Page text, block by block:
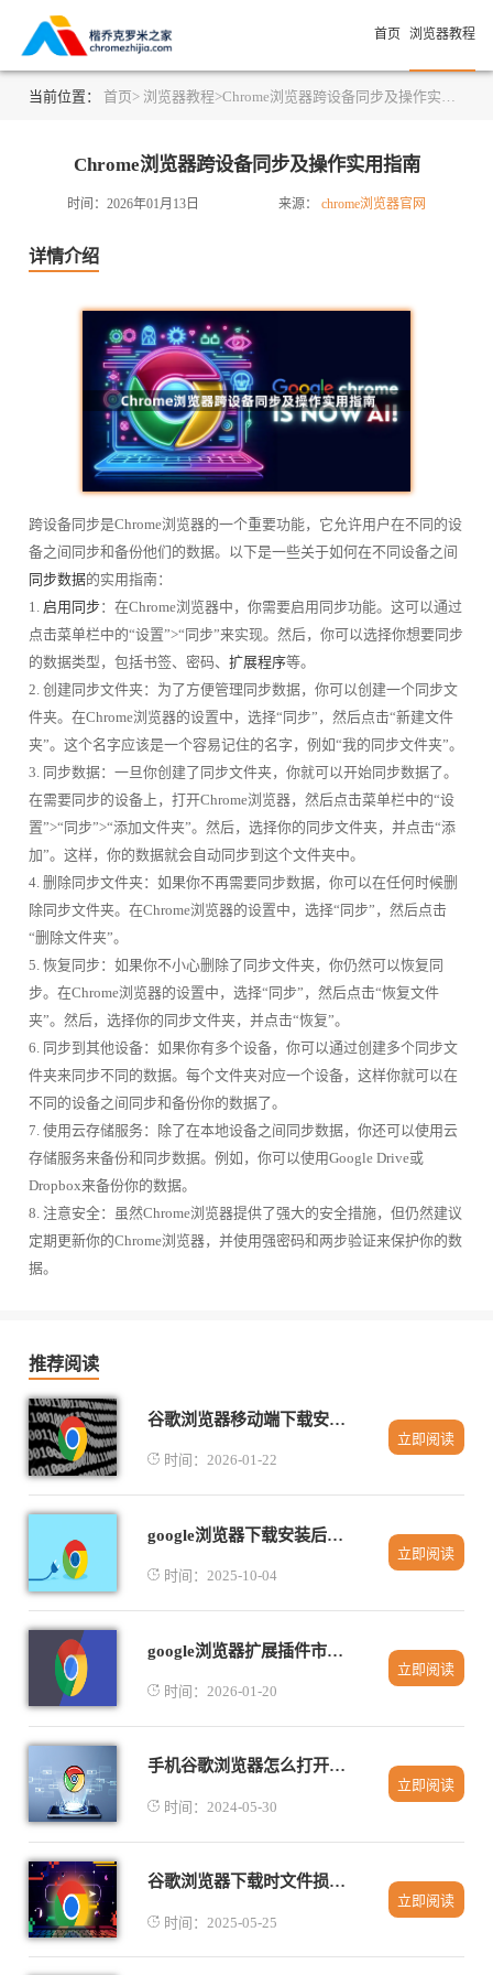
首页 浏览器教程
当前位置： 首页> 浏览器教程>Chrome浏览器跨设备同步及操作实用指南
Chrome浏览器跨设备同步及操作实用指南
时间：2026年01月13日 来源： chrome浏览器官网
详情介绍
跨设备同步是Chrome浏览器的一个重要功能，它允许用户在不同的设
备之间同步和备份他们的数据。以下是一些关于如何在不同设备之间
同步数据的实用指南：
1. 启用同步：在Chrome浏览器中，你需要启用同步功能。这可以通过
点击菜单栏中的“设置”>“同步”来实现。然后，你可以选择你想要同步
的数据类型，包括书签、密码、 扩展程序等。
2. 创建同步文件夹：为了方便管理同步数据，你可以创建一个同步文
件夹。在Chrome浏览器的设置中，选择“同步”，然后点击“新建文件
夹”。这个名字应该是一个容易记住的名字，例如“我的同步文件夹”。
3. 同步数据：一旦你创建了同步文件夹，你就可以开始同步数据了。
在需要同步的设备上，打开Chrome浏览器，然后点击菜单栏中的“设
置”>“同步”>“添加文件夹”。然后，选择你的同步文件夹，并点击“添
加”。这样，你的数据就会自动同步到这个文件夹中。
4. 删除同步文件夹：如果你不再需要同步数据，你可以在任何时候删
除同步文件夹。在Chrome浏览器的设置中，选择“同步”，然后点击
“删除文件夹”。
5. 恢复同步：如果你不小心删除了同步文件夹，你仍然可以恢复同
步。在Chrome浏览器的设置中，选择“同步”，然后点击“恢复文件
夹”。然后，选择你的同步文件夹，并点击“恢复”。
6. 同步到其他设备：如果你有多个设备，你可以通过创建多个同步文
件夹来同步不同的数据。每个文件夹对应一个设备，这样你就可以在
不同的设备之间同步和备份你的数据了。
7. 使用云存储服务：除了在本地设备之间同步数据，你还可以使用云
存储服务来备份和同步数据。例如，你可以使用Google Drive或
Dropbox来备份你的数据。
8. 注意安全：虽然Chrome浏览器提供了强大的安全措施，但仍然建议
定期更新你的Chrome浏览器，并使用强密码和两步验证来保护你的数
据。
推荐阅读
谷歌浏览器移动端下载安装稳定性优化
时间：2026-01-22
立即阅读
google浏览器下载安装后多设备数据快速导入
时间：2025-10-04
立即阅读
google浏览器扩展插件市场最新安全评测报告
时间：2026-01-20
立即阅读
手机谷歌浏览器怎么打开电脑版
时间：2024-05-30
立即阅读
谷歌浏览器下载时文件损坏原因分析
时间：2025-05-25
立即阅读